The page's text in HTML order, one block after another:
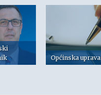
Općinska uprava